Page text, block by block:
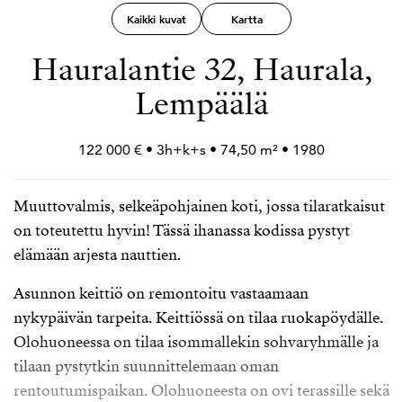
Kaikki kuvat Kartta
Hauralantie 32, Haurala,
Lempäälä
122 000 € • 3h+k+s • 74,50 m² • 1980
Muuttovalmis, selkeäpohjainen koti, jossa tilaratkaisut
on toteutettu hyvin! Tässä ihanassa kodissa pystyt
elämään arjesta nauttien.
Asunnon keittiö on remontoitu vastaamaan
nykypäivän tarpeita. Keittiössä on tilaa ruokapöydälle.
Olohuoneessa on tilaa isommallekin sohvaryhmälle ja
tilaan pystytkin suunnittelemaan oman
rentoutumispaikan. Olohuoneesta on ovi terassille sekä